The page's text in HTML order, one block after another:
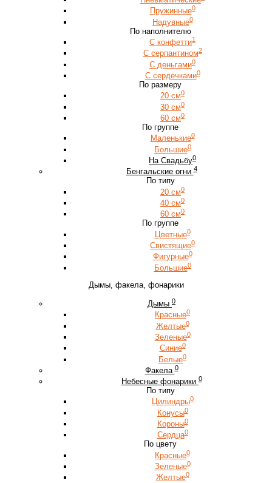
Пружинные0
Надувные0
По наполнителю
С конфетти1
С серпантином2
С деньгами0
С сердечками0
По размеру
20 см0
30 см0
60 см0
По группе
Маленькие0
Большие0
На Свадьбу0
Бенгальские огни 4
По типу
20 см0
40 см0
60 см0
По группе
Цветные0
Свистящие0
Фигурные0
Большие0
Дымы, факела, фонарики
Дымы 0
Красные0
Желтые0
Зеленые0
Синие0
Белые0
Факела 0
Небесные фонарики 0
По типу
Цилиндры0
Конусы0
Короны0
Сердца0
По цвету
Красные0
Зеленые0
Желтые0